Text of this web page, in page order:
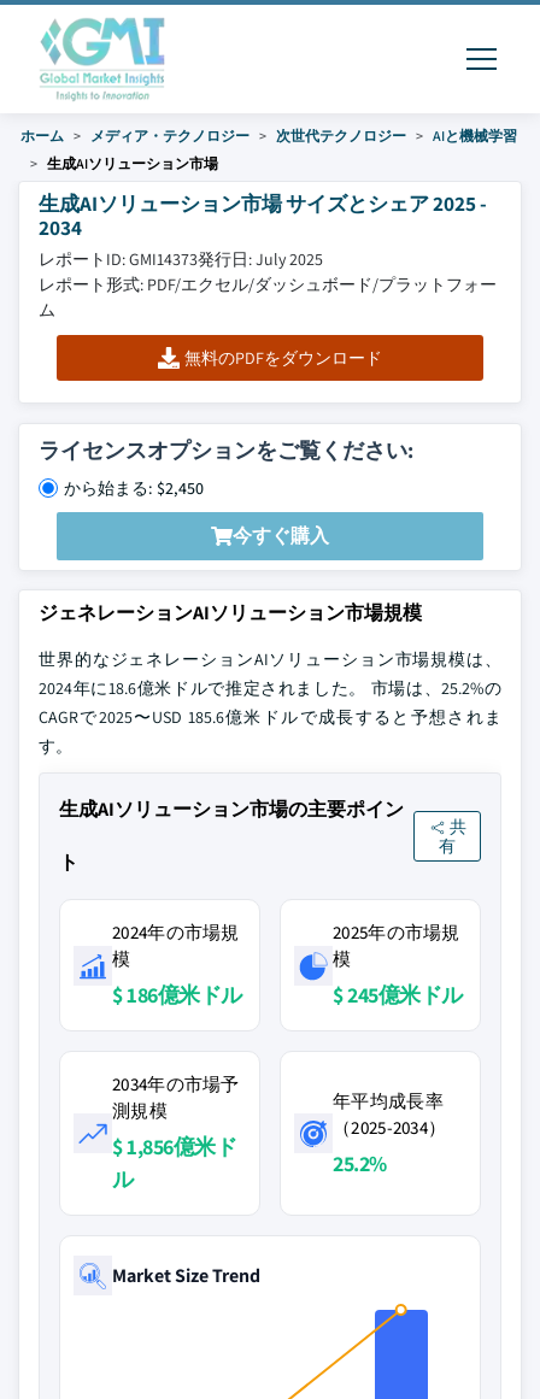
ホーム メディア・テクノロジー 次世代テクノロジー
AIと機械学習
生成AIソリューション市場
生成AIソリューション市場 サイズとシェア 2025 -
2034
レポートID: GMI14373発行日: July 2025
レポート形式: PDF/エクセル/ダッシュボード/プラットフォー
ム
無料のPDFをダウンロード
ライセンスオプションをご覧ください:
から始まる: $2,450
今すぐ購入
ジェネレーションAIソリューション市場規模
世界的なジェネレーションAIソリューション市場規模は、
2024年に18.6億米ドルで推定されました。 市場は、25.2%の
CAGRで2025〜USD 185.6億米ドルで成長すると予想されま
す。
生成AIソリューション市場の主要ポイン
ト
共
有
2024年の市場規
模
$ 186億米ドル
2025年の市場規
模
$ 245億米ドル
2034年の市場予
測規模
$ 1,856億米ド
ル
年平均成長率
（2025-2034）
25.2%
Market Size Trend